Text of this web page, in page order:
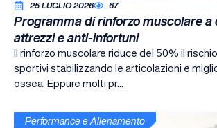
25 LUGLIO 2026 67
Programma di rinforzo muscolare a
attrezzi e anti-infortuni
Il rinforzo muscolare riduce del 50% il
sportivi stabilizzando le articolazioni e
ossea. Eppure molti pr...
Performance e Allenamento